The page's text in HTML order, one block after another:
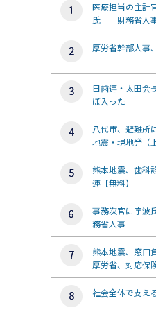
医療担当の主計
氏 財務省人
厚労省幹部人事
日歯連・太田
ぼ入った」
八代市、避難
地震・現地発（
熊本地震、歯
連【無料】
事務次官に宇
務省人事
熊本地震、窓
厚労省、対応保
社会全体で支え